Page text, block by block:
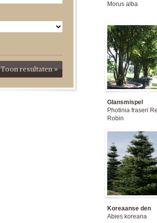
Toon resultaten »
Morus alba
Glansmispel
Photinia fraseri
Robin
Koreaanse den
Abies koreana